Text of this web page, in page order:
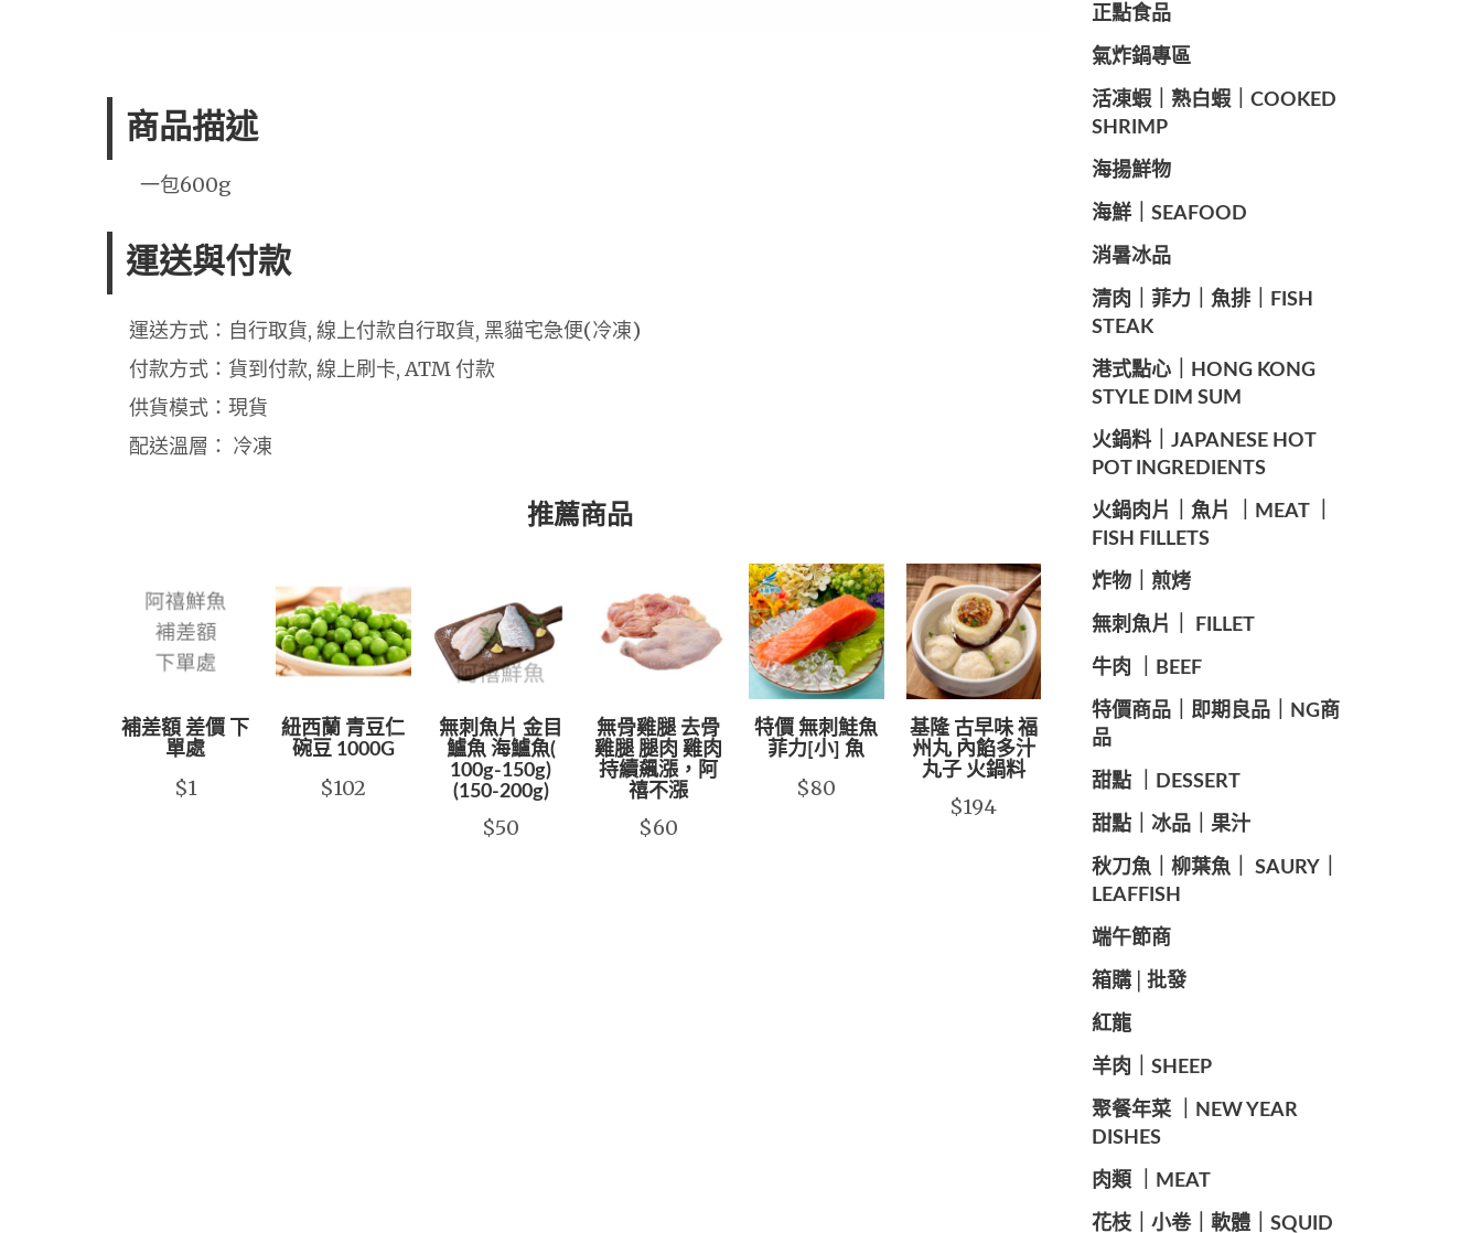
商品描述
一包600g
運送與付款
運送方式：自行取貨, 線上付款自行取貨, 黑貓宅急便(冷凍)
付款方式：貨到付款, 線上刷卡, ATM 付款
供貨模式：現貨
配送溫層： 冷凍
推薦商品
補差額 差價 下
單處
$1
紐西蘭 青豆仁
碗豆 1000G
$102
無刺魚片 金目
鱸魚 海鱸魚(
100g-150g)
(150-200g)
$50
無骨雞腿 去骨
雞腿 腿肉 雞肉
持續飆漲，阿
禧不漲
$60
特價 無刺鮭魚
菲力[小] 魚
$80
基隆 古早味 福
州丸 內餡多汁
丸子 火鍋料
$194
正點食品
️氣炸鍋專區
️活凍蝦｜熟白蝦｜COOKED
SHRIMP
海揚鮮物
海鮮｜SEAFOOD
️消暑冰品
️清肉｜菲力｜魚排｜FISH
STEAK
️港式點心｜HONG KONG
STYLE DIM SUM
️火鍋料｜JAPANESE HOT
POT INGREDIENTS
️火鍋肉片｜魚片 ｜MEAT ｜
FISH FILLETS
️炸物｜煎烤
️無刺魚片｜ FILLET
牛肉 ｜BEEF
️特價商品｜即期良品｜NG商
品
甜點 ｜DESSERT
️甜點｜冰品｜果汁
️秋刀魚｜柳葉魚｜ SAURY｜
LEAFFISH
️端午節商️
️箱購│批發
紅龍
羊肉｜SHEEP
️聚餐年菜 ｜NEW YEAR
DISHES
肉類 ｜MEAT
️花枝｜小卷｜軟體｜SQUID